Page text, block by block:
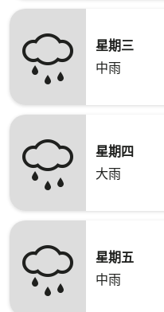
星期三
中雨
星期四
大雨
星期五
中雨